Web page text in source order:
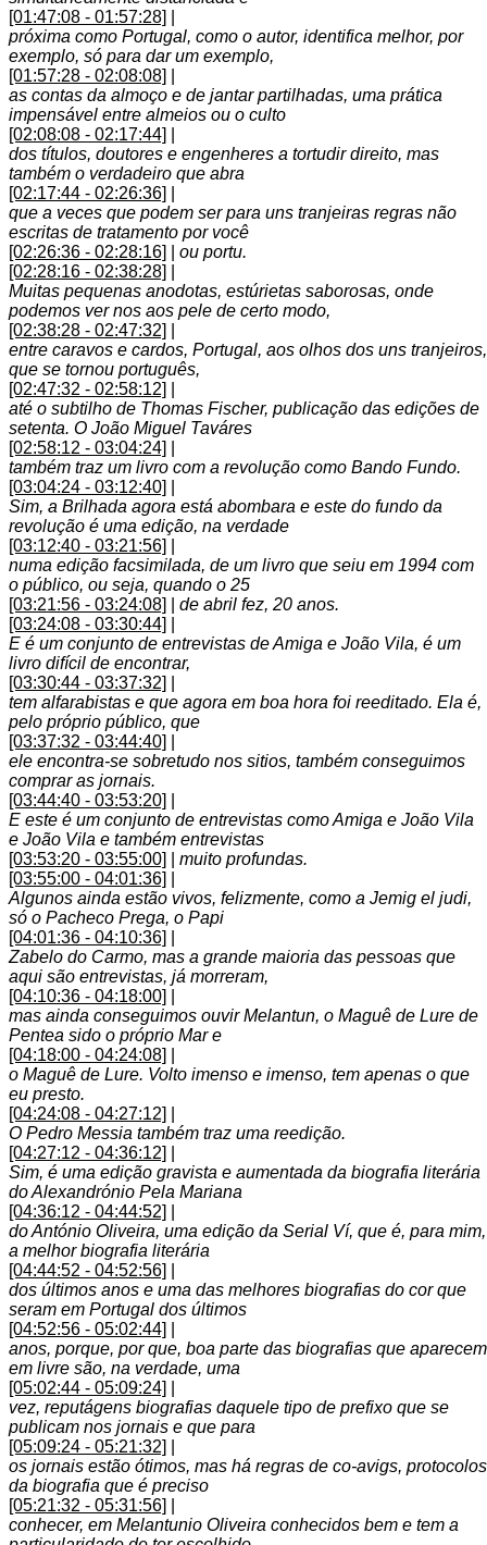
[01:47:08 - 01:57:28]
próxima como Portugal, como o autor, identifica melhor, por
exemplo, só para dar um exemplo,
[01:57:28 - 02:08:08]
as contas da almoço e de jantar partilhadas, uma prática
impensável entre almeios ou o culto
[02:08:08 - 02:17:44]
dos títulos, doutores e engenheres a tortudir direito, mas
também o verdadeiro que abra
[02:17:44 - 02:26:36]
que a veces que podem ser para uns tranjeiras regras não
escritas de tratamento por você
[02:26:36 - 02:28:16]
ou portu.
[02:28:16 - 02:38:28]
Muitas pequenas anodotas, estúrietas saborosas, onde
podemos ver nos aos pele de certo modo,
[02:38:28 - 02:47:32]
entre caravos e cardos, Portugal, aos olhos dos uns tranjeiros,
que se tornou português,
[02:47:32 - 02:58:12]
até o subtilho de Thomas Fischer, publicação das edições de
setenta. O João Miguel Taváres
[02:58:12 - 03:04:24]
também traz um livro com a revolução como Bando Fundo.
[03:04:24 - 03:12:40]
Sim, a Brilhada agora está abombara e este do fundo da
revolução é uma edição, na verdade
[03:12:40 - 03:21:56]
numa edição facsimilada, de um livro que seiu em 1994 com
o público, ou seja, quando o 25
[03:21:56 - 03:24:08]
de abril fez, 20 anos.
[03:24:08 - 03:30:44]
E é um conjunto de entrevistas de Amiga e João Vila, é um
livro difícil de encontrar,
[03:30:44 - 03:37:32]
tem alfarabistas e que agora em boa hora foi reeditado. Ela é,
pelo próprio público, que
[03:37:32 - 03:44:40]
ele encontra-se sobretudo nos sitios, também conseguimos
comprar as jornais.
[03:44:40 - 03:53:20]
E este é um conjunto de entrevistas como Amiga e João Vila
e João Vila e também entrevistas
[03:53:20 - 03:55:00]
muito profundas.
[03:55:00 - 04:01:36]
Algunos ainda estão vivos, felizmente, como a Jemig el judi,
só o Pacheco Prega, o Papi
[04:01:36 - 04:10:36]
Zabelo do Carmo, mas a grande maioria das pessoas que
aqui são entrevistas, já morreram,
[04:10:36 - 04:18:00]
mas ainda conseguimos ouvir Melantun, o Maguê de Lure de
Pentea sido o próprio Mar e
[04:18:00 - 04:24:08]
o Maguê de Lure. Volto imenso e imenso, tem apenas o que
eu presto.
[04:24:08 - 04:27:12]
O Pedro Messia também traz uma reedição.
[04:27:12 - 04:36:12]
Sim, é uma edição gravista e aumentada da biografia literária
do Alexandrónio Pela Mariana
[04:36:12 - 04:44:52]
do António Oliveira, uma edição da Serial Ví, que é, para mim,
a melhor biografia literária
[04:44:52 - 04:52:56]
dos últimos anos e uma das melhores biografias do cor que
seram em Portugal dos últimos
[04:52:56 - 05:02:44]
anos, porque, por que, boa parte das biografias que aparecem
em livre são, na verdade, uma
[05:02:44 - 05:09:24]
vez, reputágens biografias daquele tipo de prefixo que se
publicam nos jornais e que para
[05:09:24 - 05:21:32]
os jornais estão ótimos, mas há regras de co-avigs, protocolos
da biografia que é preciso
[05:21:32 - 05:31:56]
conhecer, em Melantunio Oliveira conhecidos bem e tem a